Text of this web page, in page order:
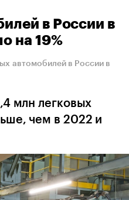
в России в
на 19%
автомобилей в России в
млн легковых
чем в 2022 и